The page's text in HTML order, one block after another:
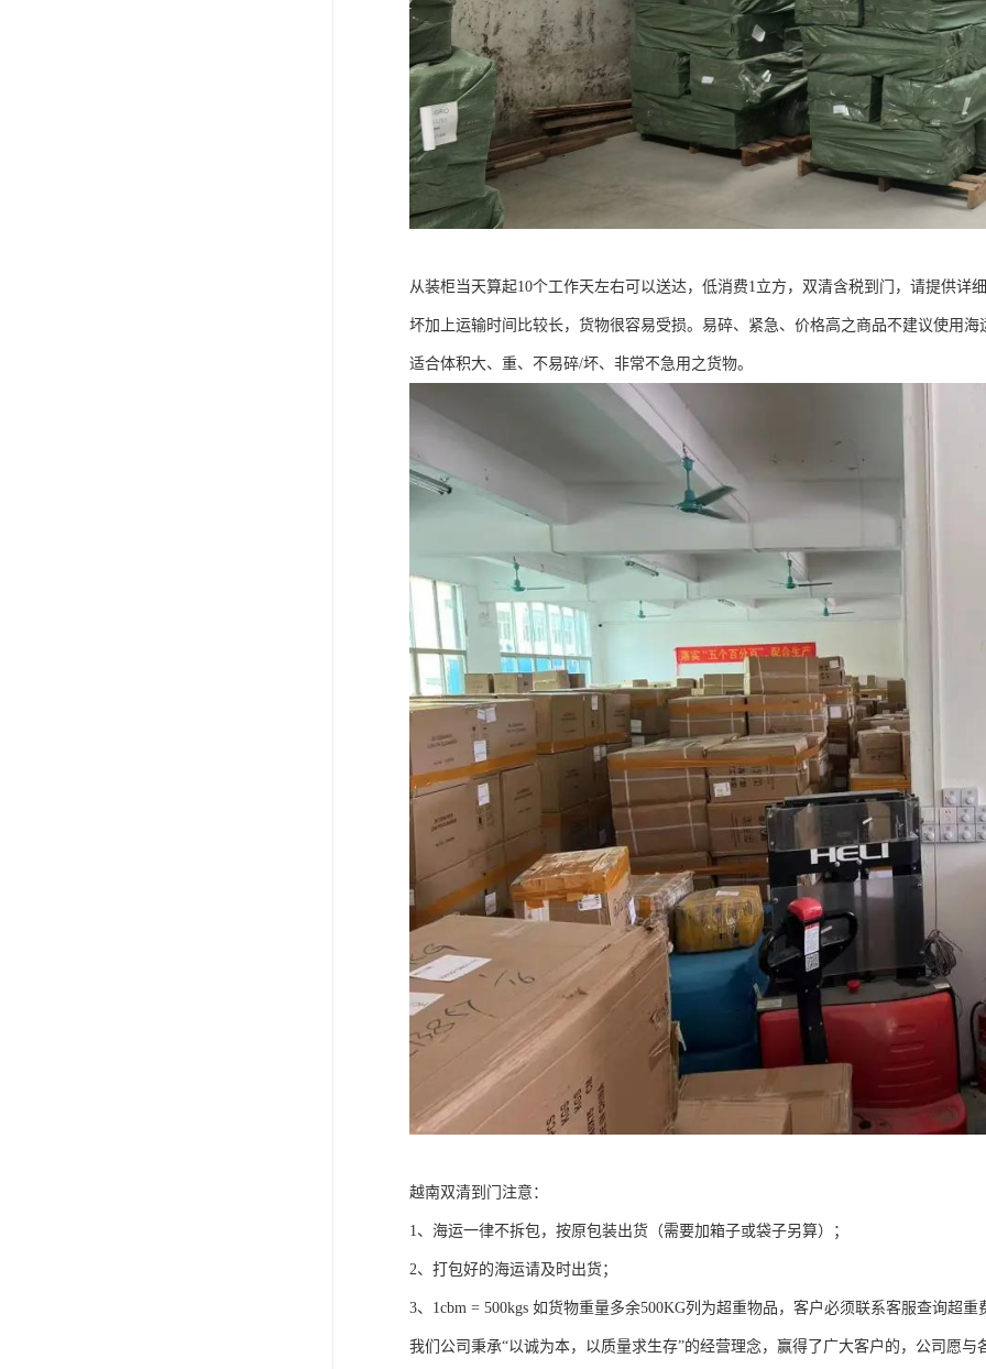
从装柜当天算起10个工作天左右可以送达，低消费1立方，双清含税到门，请提供详
坏加上运输时间比较长，货物很容易受损。易碎、紧急、价格高之商品不建议使用海
适合体积大、重、不易碎/坏、非常不急用之货物。
越南双清到门注意：
1、海运一律不拆包，按原包装出货（需要加箱子或袋子另算）；
2、打包好的海运请及时出货；
3、1cbm = 500kgs 如货物重量多余500KG列为超重物品，客户必须联系客服查询超重
我们公司秉承“以诚为本，以质量求生存”的经营理念，赢得了广大客户的，公司愿与